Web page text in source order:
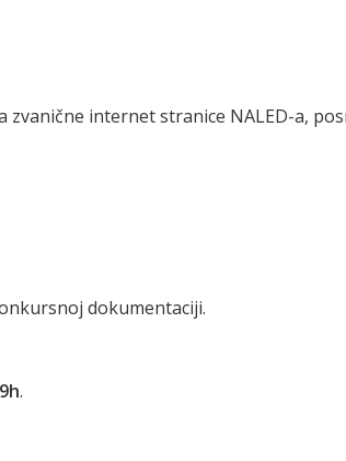
internet stranice NALED-a,
dokumentaciji.
.